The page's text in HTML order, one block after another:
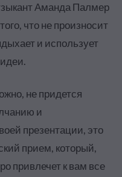
Аманда Палмер
что не произносит
и использует
не придется
и
презентации, это
прием, который,
привлечет к вам все